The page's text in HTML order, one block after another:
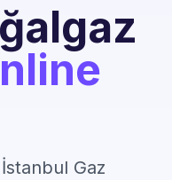
Gaz